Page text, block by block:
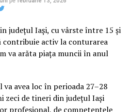
3.000 de persoane au fost
rutiere, iar mai mult de 1.300 și-
din țară.
„Condu Prudent! Alege
informația teoretică
prin simulări și demonstrații
să înțeleagă concret
în trafic.
județul Iași, cu vârste între 15 și
contribuie activ la conturarea
va arăta piața muncii în anul
avea loc în perioada 27–28
zeci de tineri din județul Iași
profesional, de competențele